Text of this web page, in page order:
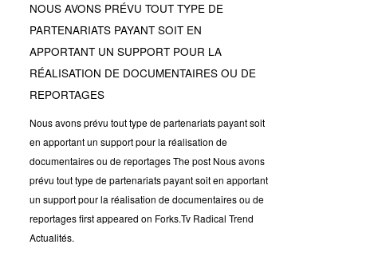
NOUS AVONS PRÉVU TOUT TYPE DE
PARTENARIATS PAYANT SOIT EN
APPORTANT UN SUPPORT POUR LA
RÉALISATION DE DOCUMENTAIRES OU DE
REPORTAGES
Nous avons prévu tout type de partenariats payant soit
en apportant un support pour la réalisation de
documentaires ou de reportages The post Nous avons
prévu tout type de partenariats payant soit en apportant
un support pour la réalisation de documentaires ou de
reportages first appeared on Forks.Tv Radical Trend
Actualités.